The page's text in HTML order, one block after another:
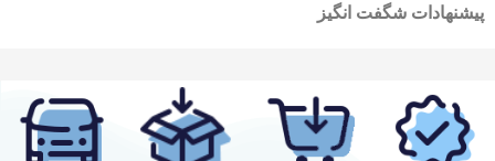
پیشنهادات شگفت انگیز